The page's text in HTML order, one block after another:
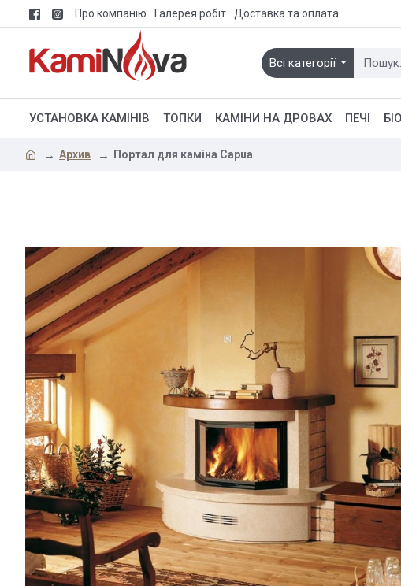
Про компанію Галерея робіт Доставка та оплата
Всі категорії
УСТАНОВКА КАМІНІВ ТОПКИ КАМІНИ НА ДРОВАХ ПЕЧІ
Архив Портал для каміна Capua